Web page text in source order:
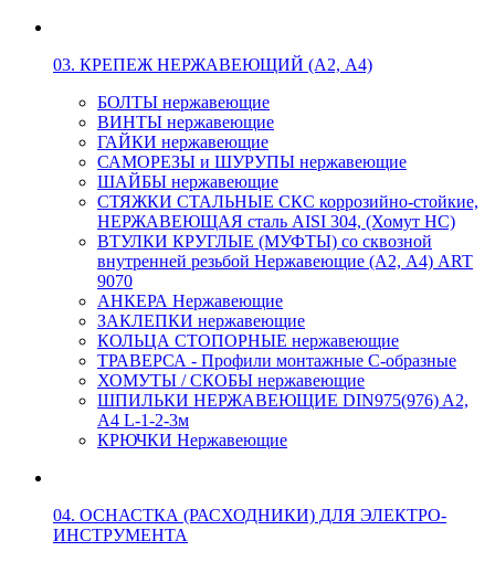
03. КРЕПЕЖ НЕРЖАВЕЮЩИЙ (А2, А4)
БОЛТЫ нержавеющие
ВИНТЫ нержавеющие
ГАЙКИ нержавеющие
САМОРЕЗЫ и ШУРУПЫ нержавеющие
ШАЙБЫ нержавеющие
СТЯЖКИ СТАЛЬНЫЕ СКС коррозийно-стойкие,
НЕРЖАВЕЮЩАЯ сталь AISI 304, (Хомут НС)
ВТУЛКИ КРУГЛЫЕ (МУФТЫ) со сквозной
внутренней резьбой Нержавеющие (А2, А4) ART
9070
АНКЕРА Нержавеющие
ЗАКЛЕПКИ нержавеющие
КОЛЬЦА СТОПОРНЫЕ нержавеющие
ТРАВЕРСА - Профили монтажные С-образные
ХОМУТЫ / СКОБЫ нержавеющие
ШПИЛЬКИ НЕРЖАВЕЮЩИЕ DIN975(976) A2,
А4 L-1-2-3м
КРЮЧКИ Нержавеющие
04. ОСНАСТКА (РАСХОДНИКИ) ДЛЯ ЭЛЕКТРО-
ИНСТРУМЕНТА